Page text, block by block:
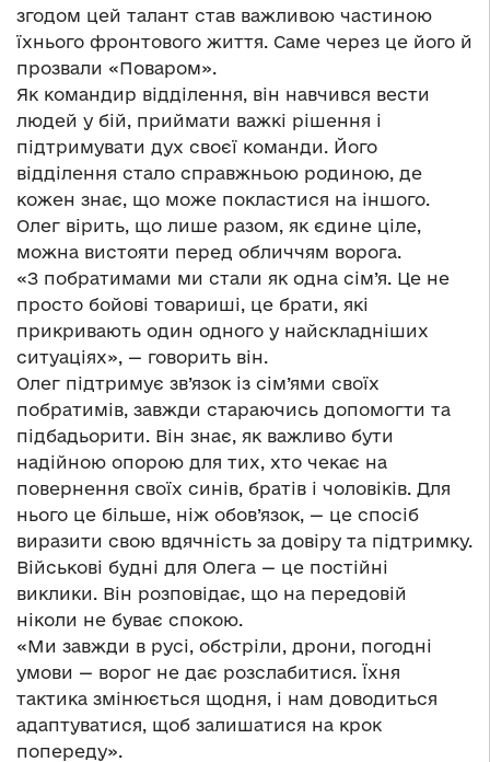
згодом цей талант став важливою частиною
їхнього фронтового життя. Саме через це його й
прозвали «Поваром».
Як командир відділення, він навчився вести
людей у бій, приймати важкі рішення і
підтримувати дух своєї команди. Його
відділення стало справжньою родиною, де
кожен знає, що може покластися на іншого.
Олег вірить, що лише разом, як єдине ціле,
можна вистояти перед обличчям ворога.
«З побратимами ми стали як одна сім’я. Це не
просто бойові товариші, це брати, які
прикривають один одного у найскладніших
ситуаціях», — говорить він.
Олег підтримує зв’язок із сім’ями своїх
побратимів, завжди стараючись допомогти та
підбадьорити. Він знає, як важливо бути
надійною опорою для тих, хто чекає на
повернення своїх синів, братів і чоловіків. Для
нього це більше, ніж обов’язок, — це спосіб
виразити свою вдячність за довіру та підтримку.
Військові будні для Олега — це постійні
виклики. Він розповідає, що на передовій
ніколи не буває спокою.
«Ми завжди в русі, обстріли, дрони, погодні
умови — ворог не дає розслабитися. Їхня
тактика змінюється щодня, і нам доводиться
адаптуватися, щоб залишатися на крок
попереду».